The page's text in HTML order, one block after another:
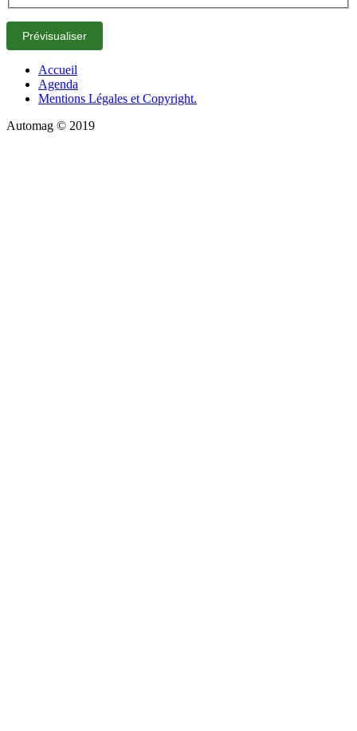
Accueil
Agenda
Mentions Légales et Copyright.
Automag © 2019